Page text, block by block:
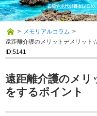
> メモリアルコラム >
遠距離介護のメリットデメリット
ID:5141
遠距離介護のメ
をするポイント